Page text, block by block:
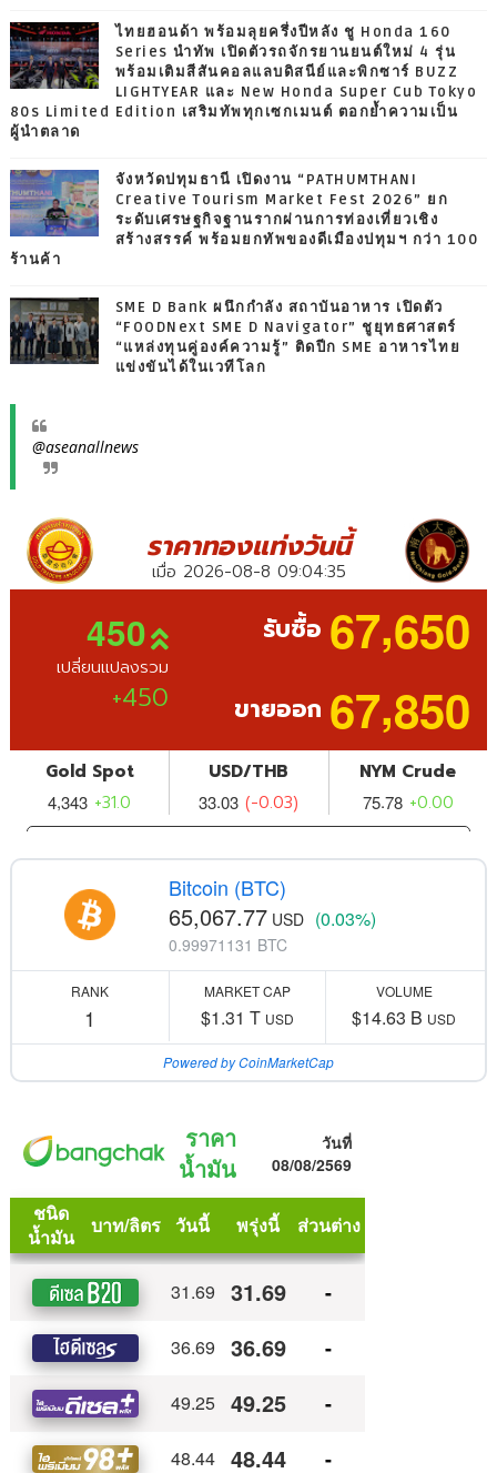
ไทยฮอนด้า พร้อมลุยครึ่งปีหลัง ชู Honda 160
Series นำทัพ เปิดตัวรถจักรยานยนต์ใหม่ 4 รุ่น
พร้อมเติมสีสันคอลแลบดิสนีย์และพิกซาร์ BUZZ
LIGHTYEAR และ New Honda Super Cub Tokyo
80s Limited Edition เสริมทัพทุกเซกเมนต์ ตอกย้ำความเป็น
ผู้นำตลาด
จังหวัดปทุมธานี เปิดงาน “PATHUMTHANI
Creative Tourism Market Fest 2026” ยก
ระดับเศรษฐกิจฐานรากผ่านการท่องเที่ยวเชิง
สร้างสรรค์ พร้อมยกทัพของดีเมืองปทุมฯ กว่า 100
ร้านค้า
SME D Bank ผนึกกำลัง สถาบันอาหาร เปิดตัว
“FOODNext SME D Navigator” ชูยุทธศาสตร์
“แหล่งทุนคู่องค์ความรู้” ติดปีก SME อาหารไทย
แข่งขันได้ในเวทีโลก
@aseanallnews
Bitcoin (BTC)
65,067.77 USD (0.03%)
0.99971131 BTC
RANK
1
MARKET CAP
$1.31 T USD
VOLUME
$14.63 B USD
Powered by CoinMarketCap